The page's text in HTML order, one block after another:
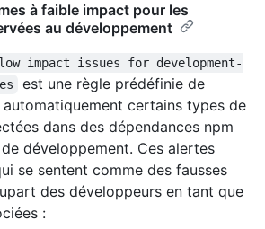
à faible impact pour les
au développement
impact issues for development-
est une règle prédéfinie de
certains types de
dans des dépendances npm
développement. Ces alertes
se sentent comme des fausses
des développeurs en tant que
: